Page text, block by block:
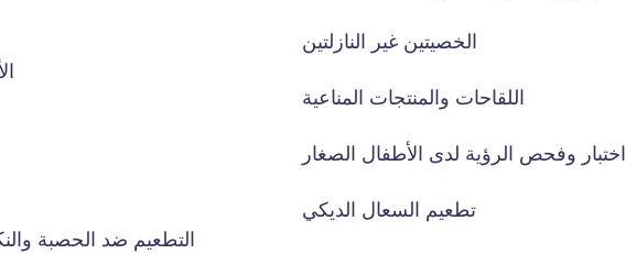
التطعيم ضد الحصبة
الخصيتين غير النازلتين
اللقاحات والمنتجات المناعية
اختبار وفحص الرؤية لدى الأطفال الصغار
تطعيم السعال الديكي